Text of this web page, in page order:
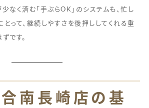
なく済む「手ぶらOK」のシステムも、忙し
って、継続しやすさを後押ししてくれる重
です。
南長崎店の基